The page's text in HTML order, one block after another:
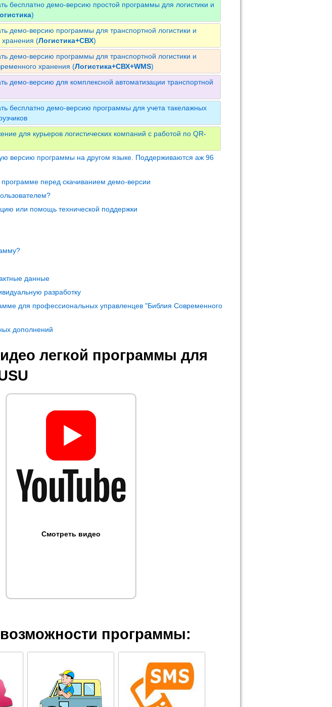
бесплатно демо-версию простой программы для логистики и
)
демо-версию программы для транспортной логистики и
хранения (Логистика+СВХ)
демо-версию программы для транспортной логистики и
хранения (Логистика+СВХ+WMS)
демо-версию для комплексной автоматизации транспортной
бесплатно демо-версию программы для учета такелажных
для курьеров логистических компаний с работой по QR-
версию программы на другом языке. Поддерживаются аж 96
программе перед скачиванием демо-версии
или помощь технической поддержки
данные
разработку
для профессиональных управленцев "Библия Современного
дополнений
легкой программы для
Смотреть видео
программы: